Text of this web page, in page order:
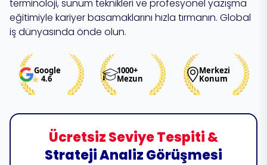
terminoloji, sunum teknikleri ve profesyonel yazışma
eğitimiyle kariyer basamaklarını hızla tırmanın. Global
iş dünyasında önde olun.
Google
4.6
1000+
Mezun
Merkezi
Konum
Ücretsiz Seviye Tespiti &
Strateji Analiz Görüşmesi